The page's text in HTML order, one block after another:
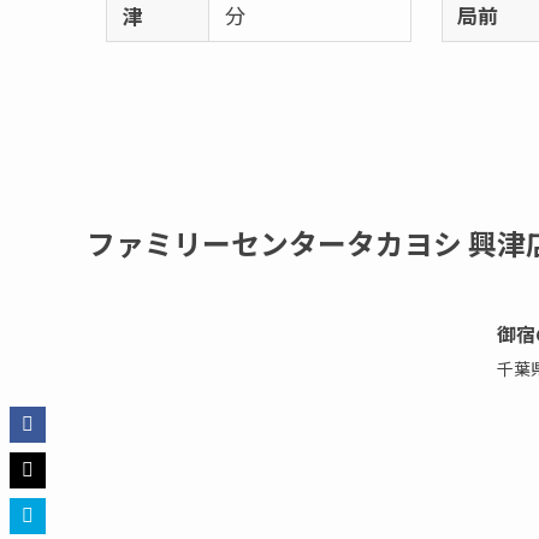
津 分 局前
ファミリーセンタータカヨシ 興
御
千葉